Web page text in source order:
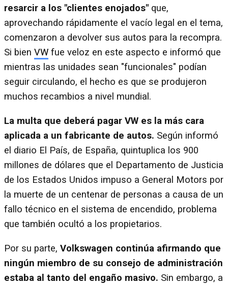
resarcir a los "clientes enojados" que,
aprovechando rápidamente el vacío legal en el tema,
comenzaron a devolver sus autos para la recompra.
Si bien VW fue veloz en este aspecto e informó que
mientras las unidades sean "funcionales" podían
seguir circulando, el hecho es que se produjeron
muchos recambios a nivel mundial.
La multa que deberá pagar VW es la más cara
aplicada a un fabricante de autos. Según informó
el diario El País, de España, quintuplica los 900
millones de dólares que el Departamento de Justicia
de los Estados Unidos impuso a General Motors por
la muerte de un centenar de personas a causa de un
fallo técnico en el sistema de encendido, problema
que también ocultó a los propietarios.
Por su parte, Volkswagen continúa afirmando que
ningún miembro de su consejo de administración
estaba al tanto del engaño masivo. Sin embargo, a